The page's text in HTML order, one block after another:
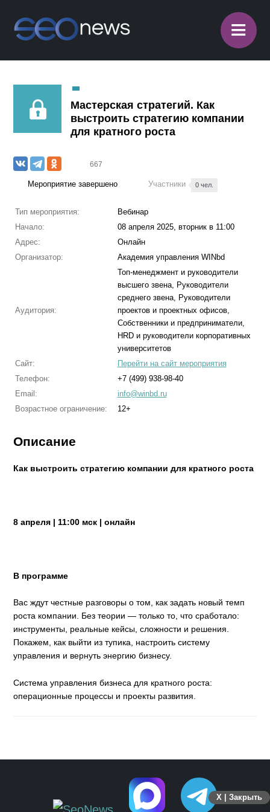
≡
Мастерская стратегий. Как
выстроить стратегию компании
для кратного роста
667
Мероприятие завершено Участники 0 чел.
Тип мероприятия:
Вебинар
Начало:
08 апреля 2025, вторник в 11:00
Адрес:
Онлайн
Организатор:
Академия управления WINbd
Аудитория:
Топ-менеджмент и руководители
высшего звена, Руководители
среднего звена, Руководители
проектов и проектных офисов,
Собственники и предприниматели,
HRD и руководители корпоративных
университетов
Сайт:
Перейти на сайт мероприятия
Телефон:
+7 (499) 938-98-40
Email:
info@winbd.ru
Возрастное ограничение:
12+
Описание
Как выстроить стратегию компании для кратного роста
8 апреля | 11:00 мск | онлайн
В программе
Вас ждут честные разговоры о том, как задать новый темп
роста компании. Без теории — только то, что сработало:
инструменты, реальные кейсы, сложности и решения.
Покажем, как выйти из тупика, настроить систему
управления и вернуть энергию бизнесу.
Система управления бизнеса для кратного роста:
операционные процессы и проекты развития.
X | Закрыть